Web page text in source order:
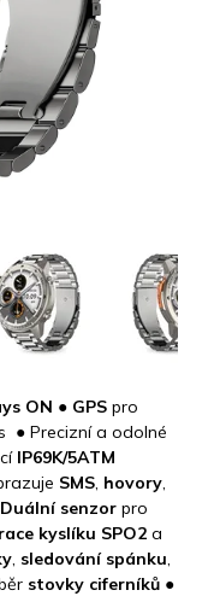
ON ● GPS pro
● Precizní a odolné
IP69K/5ATM
SMS, hovory,
Duální senzor pro
kyslíku SPO2 a
, sledování spánku,
stovky ciferníků ●